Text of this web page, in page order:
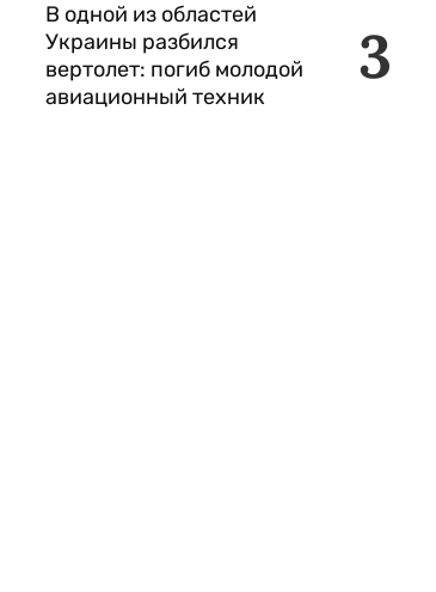
3
В одной из областей
Украины разбился
вертолет: погиб молодой
авиационный техник